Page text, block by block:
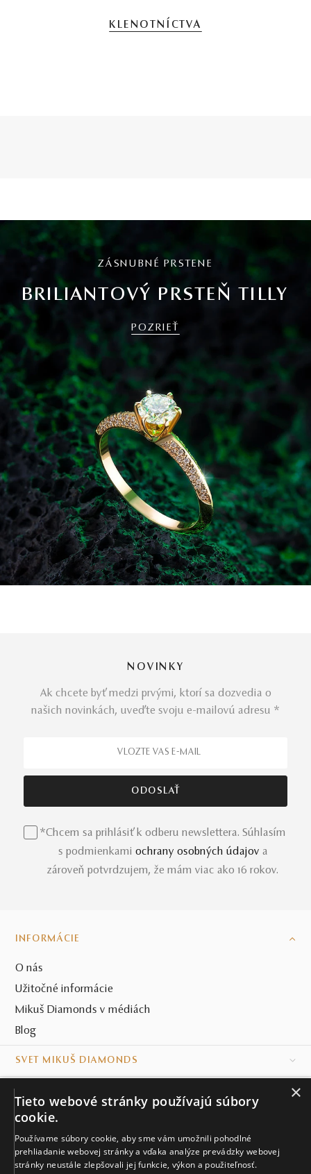
KLENOTNÍCTVA
ZÁSNUBNÉ PRSTENE
BRILIANTOVÝ PRSTEŇ TILLY
POZRIEŤ
NOVINKY
Ak chcete byť medzi prvými, ktorí sa dozvedia o
našich novinkách, uveďte svoju e-mailovú adresu *
*Chcem sa prihlásiť k odberu newslettera. Súhlasím
s podmienkami ochrany osobných údajov a
zároveň potvrdzujem, že mám viac ako 16 rokov.
INFORMÁCIE
O nás
Užitočné informácie
Mikuš Diamonds v médiách
Blog
SVET MIKUŠ DIAMONDS
KONTAKT
Naše klenotníctva
×
Tieto webové stránky používajú súbory
cookie.
Používame súbory cookie, aby sme vám umožnili pohodlné
prehliadanie webovej stránky a vďaka analýze prevádzky webovej
stránky neustále zlepšovali jej funkcie, výkon a použiteľnosť.